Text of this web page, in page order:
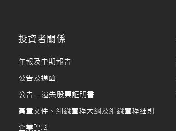
投資者關係
年報及中期報告
公告及通函
公告 – 遺失股票証明書
憲章文件、組織章程大綱及組織章程細則
企業資料